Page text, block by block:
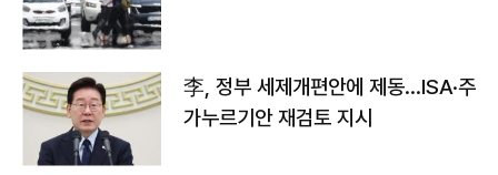
李, 정부 세제개편안에 제동…ISA·주
가누르기안 재검토 지시